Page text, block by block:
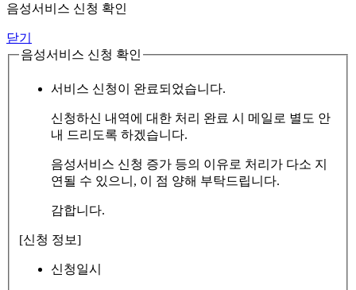
음성서비스 신청 확인
닫기
음성서비스 신청 확인
서비스 신청이 완료되었습니다.
신청하신 내역에 대한 처리 완료 시 메일로 별도 안
내 드리도록 하겠습니다.
음성서비스 신청 증가 등의 이유로 처리가 다소 지
연될 수 있으니, 이 점 양해 부탁드립니다.
감합니다.
[신청 정보]
신청일시